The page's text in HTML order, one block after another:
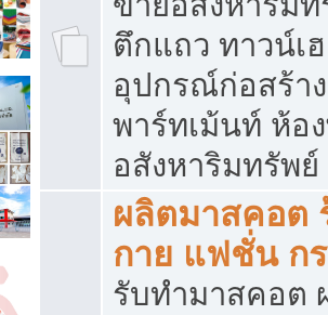
ตึกแถว ทาวน์เ
อุปกรณ์ก่อสร้า
พาร์ทเม้นท์ ห้อ
อสังหาริมทรัพ
ผลิตมาสคอต
กาย แฟชั่น กร
รับทำมาสคอต